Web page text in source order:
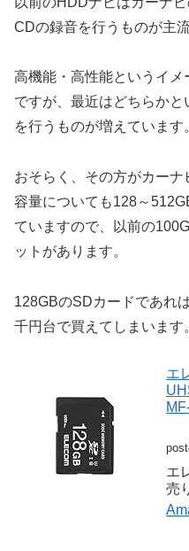
CDの録音を行うものが主
高機能・高性能というイ
ですが、最近はどちらか
を行うものが増えています
おそらく、その方がカーナ
容量についても128～
ていますので、以前の
ットがあります。
128GBのSDカードであれ
千円台で買えてしまいます
エ
エ
売